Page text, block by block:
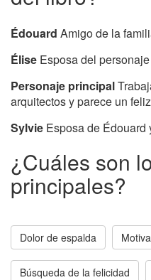
Édouard Amigo de la
Élise Esposa del
Personaje principal
arquitectos y parece un
Sylvie Esposa de
¿Cuáles son
principales?
Dolor de espalda
Búsqueda de la felicidad